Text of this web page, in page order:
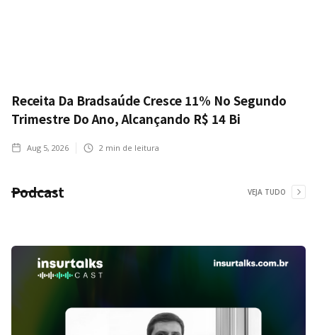
Receita Da Bradsaúde Cresce 11% No Segundo
Trimestre Do Ano, Alcançando R$ 14 Bi
Aug 5, 2026 2 min de leitura
Podcast VEJA TUDO